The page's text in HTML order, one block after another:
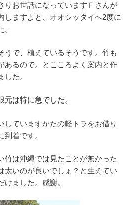
りお世話になっていますＦさんが
しますよと、オオシッタイへ2度に
うで、植えているそうです。竹も
あるので。とこころよく案内と作
た。
は特に急でした。
していますかたの軽トラをお借り
到着です。
竹は沖縄では見たことが無かった
太いのが良いでしょ？と生えてい
けました。感謝。